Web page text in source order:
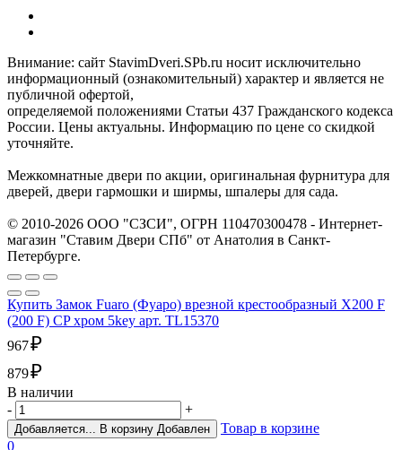
Внимание: сайт StavimDveri.SPb.ru носит исключительно
информационный (ознакомительный) характер и является не
публичной офертой,
определяемой положениями Статьи 437 Гражданского кодекса
России. Цены актуальны. Информацию по цене со скидкой
уточняйте.
Межкомнатные двери по акции, оригинальная фурнитура для
дверей, двери гармошки и ширмы, шпалеры для сада.
© 2010-2026 ООО "СЗСИ", ОГРН 110470300478 - Интернет-
магазин "Ставим Двери СПб" от Анатолия в Санкт-
Петербурге.
Купить Замок Fuaro (Фуаро) врезной крестообразный X200 F
(200 F) CP хром 5key арт. TL15370
967₽
879₽
В наличии
-
+
Добавляется... В корзину Добавлен
Товар в корзине
0